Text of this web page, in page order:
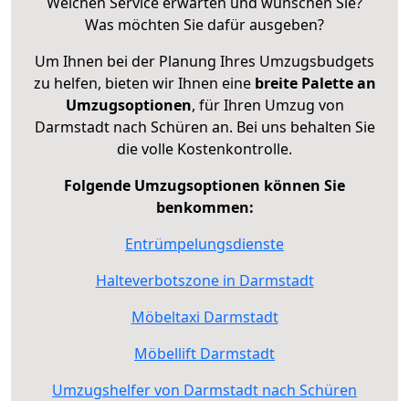
Was möchten Sie dafür ausgeben?
Um Ihnen bei der Planung Ihres Umzugsbudgets
zu helfen, bieten wir Ihnen eine breite Palette an
Umzugsoptionen, für Ihren Umzug von
Darmstadt nach Schüren an. Bei uns behalten Sie
die volle Kostenkontrolle.
Folgende Umzugsoptionen können Sie
benkommen:
Entrümpelungsdienste
Halteverbotszone in Darmstadt
Möbeltaxi Darmstadt
Möbellift Darmstadt
Umzugshelfer von Darmstadt nach Schüren